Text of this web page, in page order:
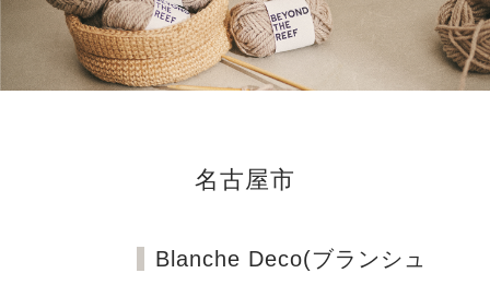
名古屋市
Blanche Deco(ブランシュ